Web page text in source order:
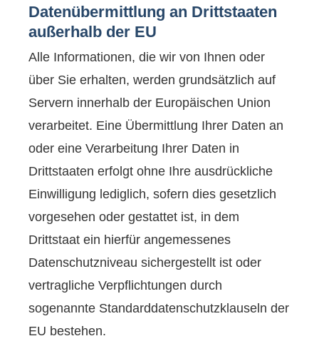
Datenübermittlung an Drittstaaten
außerhalb der EU
Alle Informationen, die wir von Ihnen oder
über Sie erhalten, werden grundsätzlich auf
Servern innerhalb der Europäischen Union
verarbeitet. Eine Übermittlung Ihrer Daten an
oder eine Verarbeitung Ihrer Daten in
Drittstaaten erfolgt ohne Ihre ausdrückliche
Einwilligung lediglich, sofern dies gesetzlich
vorgesehen oder gestattet ist, in dem
Drittstaat ein hierfür angemessenes
Datenschutzniveau sichergestellt ist oder
vertragliche Verpflichtungen durch
sogenannte Standarddatenschutzklauseln der
EU bestehen.